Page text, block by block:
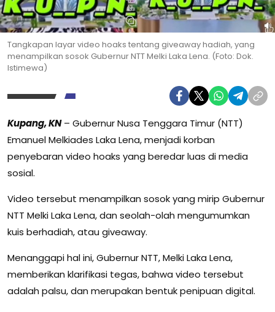
Tangkapan layar video hoaks tentang giveaway hadiah, yang
menampilkan sosok Gubernur NTT Melki Laka Lena. (Foto: Dok.
Istimewa)
Kupang, KN– Gubernur Nusa Tenggara Timur (NTT)
Emanuel Melkiades Laka Lena, menjadi korban
penyebaran video hoaks yang beredar luas di media
sosial.
Video tersebut menampilkan sosok yang mirip Gubernur
NTT Melki Laka Lena, dan seolah-olah mengumumkan
kuis berhadiah, atau giveaway.
Menanggapi hal ini, Gubernur NTT, Melki Laka Lena,
memberikan klarifikasi tegas, bahwa video tersebut
adalah palsu, dan merupakan bentuk penipuan digital.